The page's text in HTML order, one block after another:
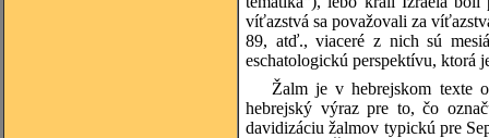
víťazstvá sa považovali za
89, atď., viaceré z nich sú
eschatologickú perspektívu, ktorá
Žalm je v hebrejskom texte
hebrejský výraz pre to, čo
davidizáciu žalmov typickú pre